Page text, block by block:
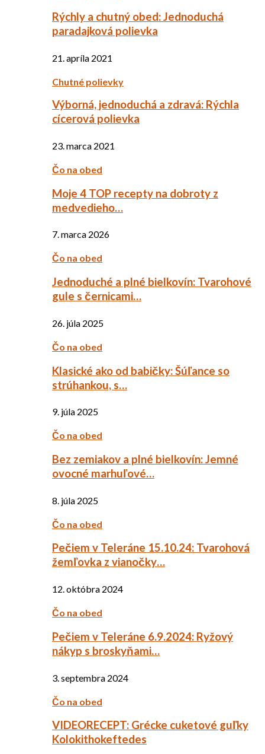
Rýchly a chutný obed: Jednoduchá
paradajková polievka
21. apríla 2021
Chutné polievky
Výborná, jednoduchá a zdravá: Rýchla
cícerová polievka
23. marca 2021
Čo na obed
Moje 4 TOP recepty na dobroty z
medvedieho…
7. marca 2026
Čo na obed
Jednoduché a plné bielkovín: Tvarohové
gule s černicami…
26. júla 2025
Čo na obed
Klasické ako od babičky: Šúľance so
strúhankou, s…
9. júla 2025
Čo na obed
Bez zemiakov a plné bielkovín: Jemné
ovocné marhuľové…
8. júla 2025
Čo na obed
Pečiem v Teleráne 15.10.24: Tvarohová
žemľovka z vianočky…
12. októbra 2024
Čo na obed
Pečiem v Teleráne 6.9.2024: Ryžový
nákyp s broskyňami…
3. septembra 2024
Čo na obed
VIDEORECEPT: Grécke cuketové guľky
Kolokithokeftedes